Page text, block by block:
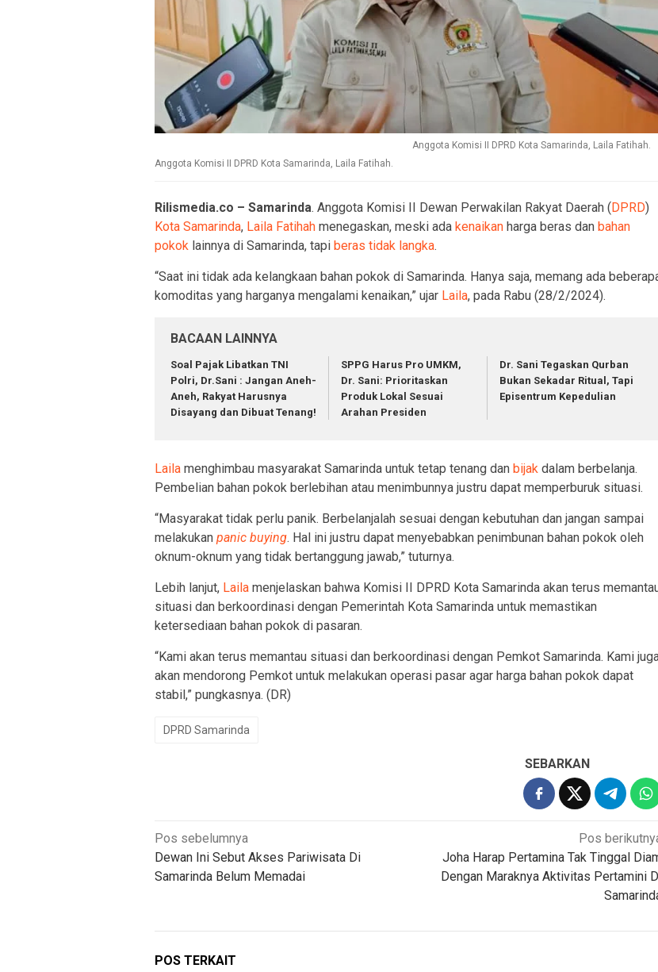
Anggota Komisi II DPRD Kota Samarinda, Laila Fatihah.
Anggota Komisi II DPRD Kota Samarinda, Laila Fatihah.
Rilismedia.co – Samarinda. Anggota Komisi II Dewan Perwakilan Rakyat Daerah (DPRD)
Kota Samarinda, Laila Fatihah menegaskan, meski ada kenaikan harga beras dan bahan
pokok lainnya di Samarinda, tapi beras tidak langka.
“Saat ini tidak ada kelangkaan bahan pokok di Samarinda. Hanya saja, memang ada
komoditas yang harganya mengalami kenaikan,” ujar Laila, pada Rabu (28/2/2024).
BACAAN LAINNYA
Soal Pajak Libatkan TNI
Polri, Dr.Sani : Jangan Aneh-
Aneh, Rakyat Harusnya
Disayang dan Dibuat Tenang!
SPPG Harus Pro UMKM,
Dr. Sani: Prioritaskan
Produk Lokal Sesuai
Arahan Presiden
Dr. Sani Tegaskan Qurban
Bukan Sekadar Ritual, Tapi
Episentrum Kepedulian
Laila menghimbau masyarakat Samarinda untuk tetap tenang dan bijak dalam berbelanja.
Pembelian bahan pokok berlebihan atau menimbunnya justru dapat memperburuk situasi.
“Masyarakat tidak perlu panik. Berbelanjalah sesuai dengan kebutuhan dan jangan sampai
melakukan panic buying. Hal ini justru dapat menyebabkan penimbunan bahan pokok oleh
oknum-oknum yang tidak bertanggung jawab,” tuturnya.
Lebih lanjut, Laila menjelaskan bahwa Komisi II DPRD Kota Samarinda akan terus
situasi dan berkoordinasi dengan Pemerintah Kota Samarinda untuk memastikan
ketersediaan bahan pokok di pasaran.
“Kami akan terus memantau situasi dan berkoordinasi dengan Pemkot Samarinda. Kami
akan mendorong Pemkot untuk melakukan operasi pasar agar harga bahan pokok dapat
stabil,” pungkasnya. (DR)
DPRD Samarinda
SEBARKAN
Navigasi
pos
Pos sebelumnya
Dewan Ini Sebut Akses Pariwisata Di
Samarinda Belum Memadai
Pos
Joha Harap Pertamina Tak Tinggal
Dengan Maraknya Aktivitas Pertamini
POS TERKAIT